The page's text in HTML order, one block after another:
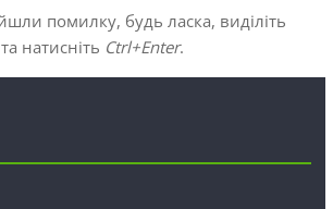
помилку, будь ласка, виділіть
натисніть Ctrl+Enter.